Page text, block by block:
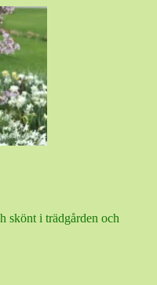
skönt i trädgården och